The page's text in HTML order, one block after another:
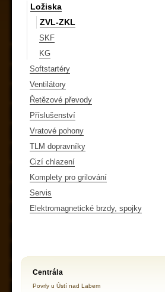
Ložiska
ZVL-ZKL
SKF
KG
Softstartéry
Ventilátory
Řetězové převody
Příslušenství
Vratové pohony
TLM dopravníky
Cizí chlazení
Komplety pro grilování
Servis
Elektromagnetické brzdy, spojky
Centrála
Povrly u Ústí nad Labem